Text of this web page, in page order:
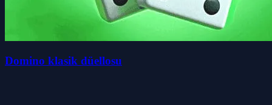
Domino klasik düellosu